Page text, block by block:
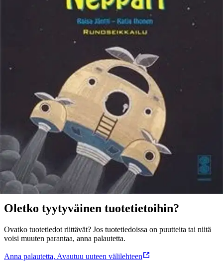
Tuotekuvaus
Neppari on avaruusalus ja runoseikkailu. Matka kulkee kuun ohi
kohti tuntematonta. Mustavalkoinen kuvitus toimii värityskirjana.
Kuviin saa myös piirtää lisää. Tätä kirjaa on lupa lähestyä kynä
kädessä! Raisa Jäntti on tamperelainen runoilija, taidejournalisti ja
teebloggaaja. Neppari on hänen ensimmäinen lastenkirjansa. Katja
Ihonen rakastaa työtään lasten kanssa. Hän toivoo, että lapset
tekevät Nepparista itsensä näköisen.
Ominaisuudet
Oletko tyytyväinen tuotetietoihin?
Ovatko tuotetiedot riittävät? Jos tuotetiedoissa on puutteita tai niitä
voisi muuten parantaa, anna palautetta.
Anna palautetta, Avautuu uuteen välilehteen